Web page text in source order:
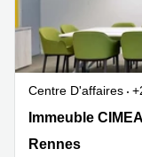
Centre D'affaires
Immeuble CIMEA
Immeuble CIMEA
Rennes